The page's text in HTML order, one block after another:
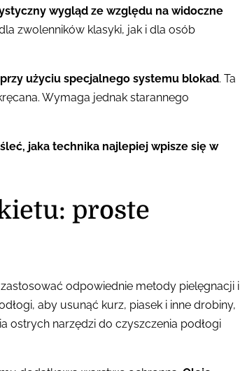
wygląd ze względu na widoczne
zwolenników klasyki, jak i dla osób
przy użyciu specjalnego systemu blokad. Ta
Wymaga jednak starannego
jaka technika najlepiej wpisze się w
proste
odpowiednie metody pielęgnacji i
aby usunąć kurz, piasek i inne drobiny,
ostrych narzędzi do czyszczenia podłogi